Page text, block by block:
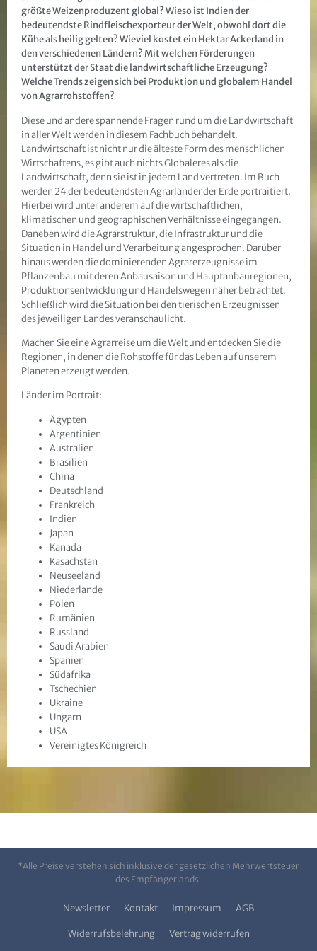
größte Weizenproduzent global? Wieso ist Indien der
bedeutendste Rindfleischexporteur der Welt, obwohl dort die
Kühe als heilig gelten? Wieviel kostet ein Hektar Ackerland in
den verschiedenen Ländern? Mit welchen Förderungen
unterstützt der Staat die landwirtschaftliche Erzeugung?
Welche Trends zeigen sich bei Produktion und globalem Handel
von Agrarrohstoffen?
Diese und andere spannende Fragen rund um die Landwirtschaft
in aller Welt werden in diesem Fachbuch behandelt.
Landwirtschaft ist nicht nur die älteste Form des menschlichen
Wirtschaftens, es gibt auch nichts Globaleres als die
Landwirtschaft, denn sie ist in jedem Land vertreten. Im Buch
werden 24 der bedeutendsten Agrarländer der Erde portraitiert.
Hierbei wird unter anderem auf die wirtschaftlichen,
klimatischen und geographischen Verhältnisse eingegangen.
Daneben wird die Agrarstruktur, die Infrastruktur und die
Situation in Handel und Verarbeitung angesprochen. Darüber
hinaus werden die dominierenden Agrarerzeugnisse im
Pflanzenbau mit deren Anbausaison und Hauptanbauregionen,
Produktionsentwicklung und Handelswegen näher betrachtet.
Schließlich wird die Situation bei den tierischen Erzeugnissen
des jeweiligen Landes veranschaulicht.
Machen Sie eine Agrarreise um die Welt und entdecken Sie die
Regionen, in denen die Rohstoffe für das Leben auf unserem
Planeten erzeugt werden.
Länder im Portrait:
Ägypten
Argentinien
Australien
Brasilien
China
Deutschland
Frankreich
Indien
Japan
Kanada
Kasachstan
Neuseeland
Niederlande
Polen
Rumänien
Russland
Saudi Arabien
Spanien
Südafrika
Tschechien
Ukraine
Ungarn
USA
Vereinigtes Königreich
*Alle Preise verstehen sich inklusive der gesetzlichen Mehrwertsteuer
des Empfängerlands.
Newsletter Kontakt Impressum AGB
Widerrufsbelehrung Vertrag widerrufen